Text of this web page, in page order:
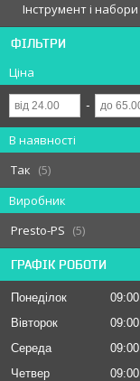
Інструмент і набори
ФІЛЬТРИ
Ціна
В наявності
Так
5
Виробник
Presto-PS
5
ГРАФІК РОБОТИ
Понеділок 09:00
Вівторок
09:00
Середа
09:00
Четвер
09:00